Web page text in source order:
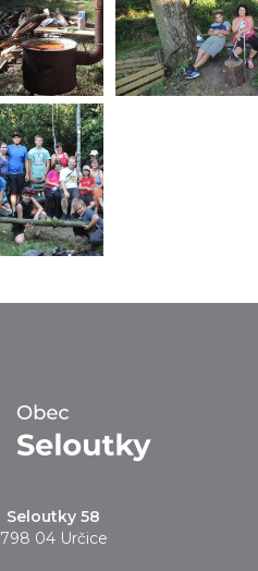
Seloutky 58
798 04 Určice